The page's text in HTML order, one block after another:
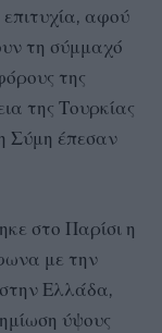
αφού
τη σύμμαχό
της
της Τουρκίας
Σύμη έπεσαν
στο Παρίσι η
με την
Ελλάδα,
ύψους